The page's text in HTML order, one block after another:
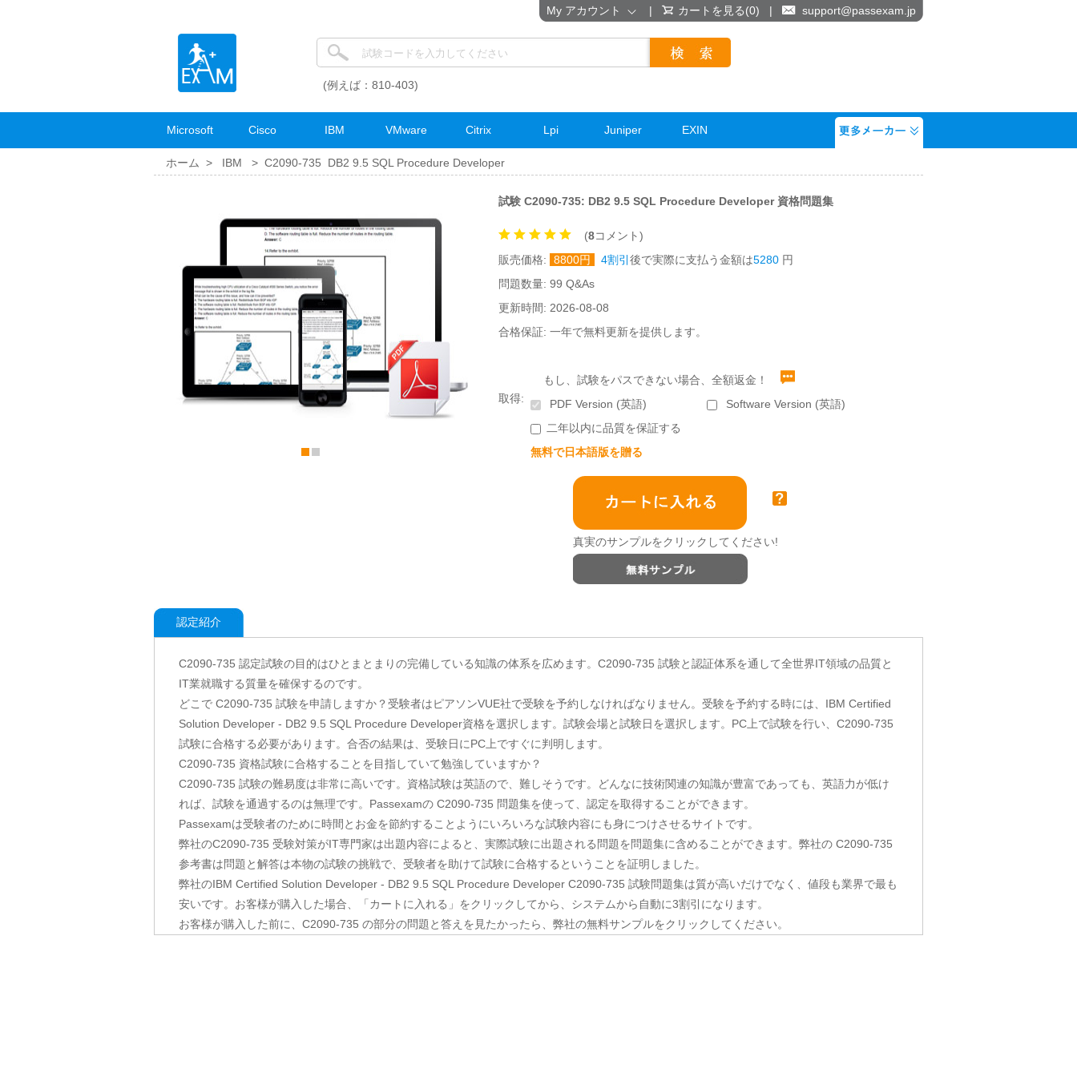
(例えば：810-403)
Microsoft Cisco IBM VMware Citrix Lpi Juniper EXIN
ホーム > IBM > C2090-735 DB2 9.5 SQL Procedure Developer
試験 C2090-735: DB2 9.5 SQL Procedure Developer 資格問題集
(8コメント)
販売価格:
8800円 4割引 後で実際に支払う金額は5280 円
問題数量: 99 Q&As
更新時間: 2026-08-08
合格保証: 一年で無料更新を提供します。
もし、試験をパスできない場合、全額返金！
取得:
PDF Version (英語)
Software Version (英語)
二年以内に品質を保証する
無料で日本語版を贈る
真実のサンプルをクリックしてください!
認定紹介
C2090-735 認定試験の目的はひとまとまりの完備している知識の体系を広めます。C2090-735 試験と認証体系を通して全世界IT領域の品質と
IT業就職する質量を確保するのです。
どこで C2090-735 試験を申請しますか？受験者はピアソンVUE社で受験を予約しなければなりません。受験を予約する時には、IBM Certified
Solution Developer - DB2 9.5 SQL Procedure Developer資格を選択します。試験会場と試験日を選択します。PC上で試験を行い、C2090-735
試験に合格する必要があります。合否の結果は、受験日にPC上ですぐに判明します。
C2090-735 資格試験に合格することを目指していて勉強していますか？
C2090-735 試験の難易度は非常に高いです。資格試験は英語ので、難しそうです。どんなに技術関連の知識が豊富であっても、英語力が低け
れば、試験を通過するのは無理です。Passexamの C2090-735 問題集を使って、認定を取得することができます。
Passexamは受験者のために時間とお金を節約することようにいろいろな試験内容にも身につけさせるサイトです。
弊社のC2090-735 受験対策がIT専門家は出題内容によると、実際試験に出題される問題を問題集に含めることができます。弊社の C2090-735
参考書は問題と解答は本物の試験の挑戦で、受験者を助けて試験に合格するということを証明しました。
弊社のIBM Certified Solution Developer - DB2 9.5 SQL Procedure Developer C2090-735 試験問題集は質が高いだけでなく、値段も業界で最も
安いです。お客様が購入した場合、「カートに入れる」をクリックしてから、システムから自動に3割引になります。
お客様が購入した前に、C2090-735 の部分の問題と答えを見たかったら、弊社の無料サンプルをクリックしてください。
My アカウント | カートを見る(0) | support@passexam.jp